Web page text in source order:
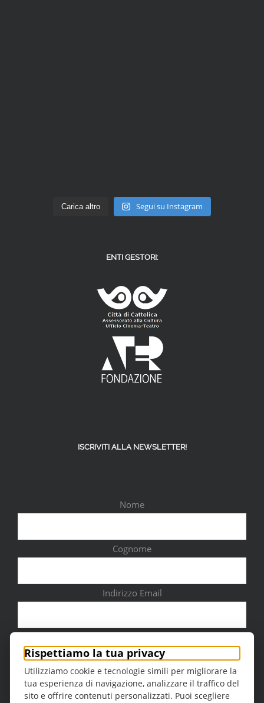
Carica altro Segui su Instagram
ENTI GESTORI:
ISCRIVITI ALLA NEWSLETTER!
Nome
Cognome
Indirizzo Email
Rispettiamo la tua privacy
Utilizziamo cookie e tecnologie simili per migliorare la
tua esperienza di navigazione, analizzare il traffico del
sito e offrire contenuti personalizzati. Puoi scegliere